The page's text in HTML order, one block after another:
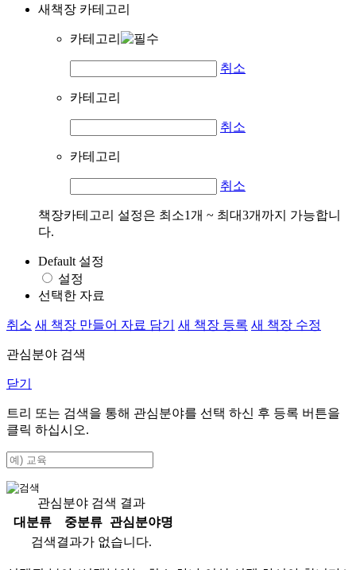
새책장 카테고리
카테고리
취소
카테고리
취소
카테고리
취소
책장카테고리 설정은 최소1개 ~ 최대3개까지 가능합니
다.
Default 설정
설정
선택한 자료
취소 새 책장 만들어 자료 담기 새 책장 등록 새 책장 수정
관심분야 검색
닫기
트리 또는 검색을 통해 관심분야를 선택 하신 후 등록 버튼을
클릭 하십시오.
관심분야 검색 결과
대분류
중분류
관심분야명
검색결과가 없습니다.